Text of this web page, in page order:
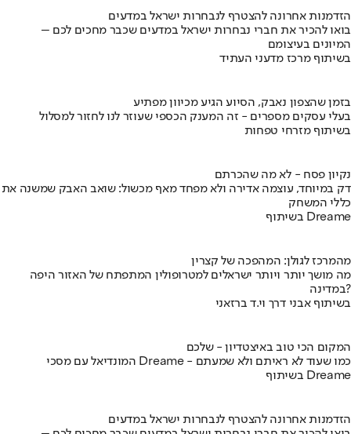
הזדמנות אחרונה להצטרף לנבחרות ישראל במדעים
בואו להכיר את חברי נבחרות ישראל במדעים שכבר מחכים לכם –
המיונים בעיצומם
בשיתוף מרכז מדעני העתיד
בזמן שהצפון נאבק, הסיוע הגיע מכיוון מפתיע
בעלי עסקים מספרים - זה המענק הכספי שעוזר לנו לחזור למסלול
בשיתוף מזרחי טפחות
נקיון פסח - לא מה שהכרתם
דק במיוחד, עוצמה אדירה ולא מפחד מאף מכשול: שואב האבק שמשנה את
כללי המשחק
בשיתוף Dreame
מהמרכז לגולן: המהפכה של קצרין
מה מושך יותר ויותר ישראלים למטרופולין המתפתח של האזור היפה
במדינה?
בשיתוף אבני דרך וי.ד ברזאני
המקום הכי טוב באיצטדיון - שלכם
המונדיאל עם מסכי Dreame - כמו שעוד לא ראיתם ולא שמעתם
בשיתוף Dreame
הזדמנות אחרונה להצטרף לנבחרות ישראל במדעים